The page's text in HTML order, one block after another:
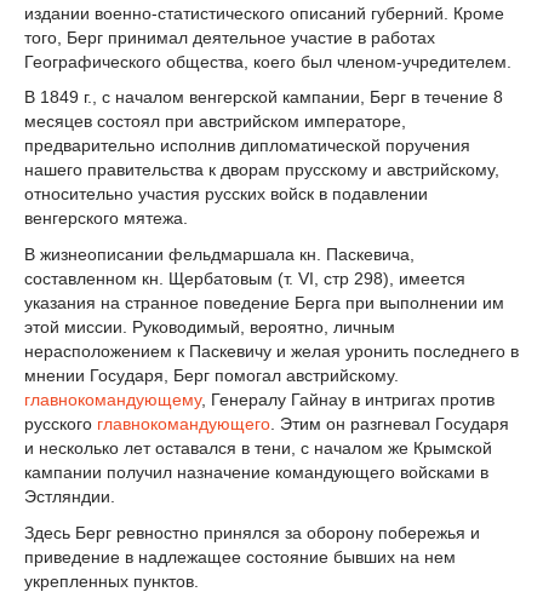
издании военно-статистического описаний губерний. Кроме
того, Берг принимал деятельное участие в работах
Географического общества, коего был членом-учредителем.
В 1849 г., с началом венгерской кампании, Берг в течение 8
месяцев состоял при австрийском императоре,
предварительно исполнив дипломатической поручения
нашего правительства к дворам прусскому и австрийскому,
относительно участия русских войск в подавлении
венгерского мятежа.
В жизнеописании фельдмаршала кн. Паскевича,
составленном кн. Щербатовым (т. VI, стр 298), имеется
указания на странное поведение Берга при выполнении им
этой миссии. Руководимый, вероятно, личным
нерасположением к Паскевичу и желая уронить последнего в
мнении Государя, Берг помогал австрийскому.
главнокомандующему, Генералу Гайнау в интригах против
русского главнокомандующего . Этим он разгневал Государя
и несколько лет оставался в тени, с началом же Крымской
кампании получил назначение командующего войсками в
Эстляндии.
Здесь Берг ревностно принялся за оборону побережья и
приведение в надлежащее состояние бывших на нем
укрепленных пунктов.